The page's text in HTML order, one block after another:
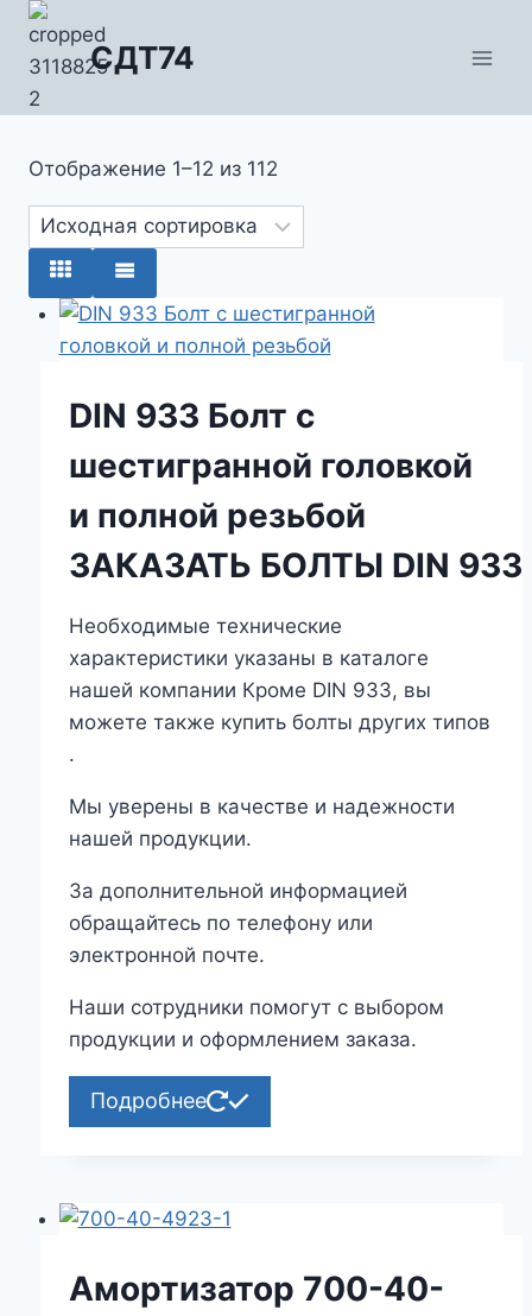
Перейти
содержимому
СДТ74
Отображение 1–12 из 112
DIN 933 Болт с
шестигранной головкой
и полной резьбой
ЗАКАЗАТЬ БОЛТЫ DIN 933
Необходимые технические
характеристики указаны в каталоге
нашей компании Кроме DIN 933, вы
можете также купить болты других типов
.
Мы уверены в качестве и надежности
нашей продукции.
За дополнительной информацией
обращайтесь по телефону или
электронной почте.
Наши сотрудники помогут с выбором
продукции и оформлением заказа.
Подробнее
Амортизатор 700-40-